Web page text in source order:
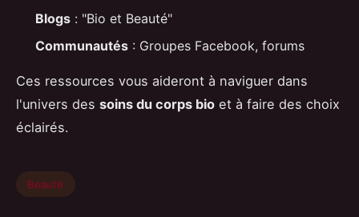
Blogs : "Bio et Beauté"
Communautés : Groupes Facebook, forums
Ces ressources vous aideront à naviguer dans
l'univers des soins du corps bio et à faire des choix
éclairés.
Beauté